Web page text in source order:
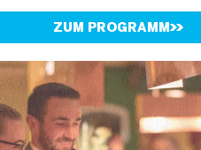
ZUM PROGRAMM
Sa.,